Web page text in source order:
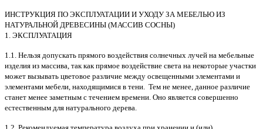
ИНСТРУКЦИЯ ПО ЭКСПЛУАТАЦИИ И УХОДУ ЗА МЕБЕЛЬЮ ИЗ
НАТУРАЛЬНОЙ ДРЕВЕСИНЫ (МАССИВ СОСНЫ)
1. ЭКСПЛУАТАЦИЯ
1.1. Нельзя допускать прямого воздействия солнечных лучей на мебельные
изделия из массива, так как прямое воздействие света на некоторые участки
может вызывать цветовое различие между освещенными элементами и
элементами мебели, находящимися в тени. Тем не менее, данное различие
станет менее заметным с течением времени. Оно является совершенно
естественным для натурального дерева.